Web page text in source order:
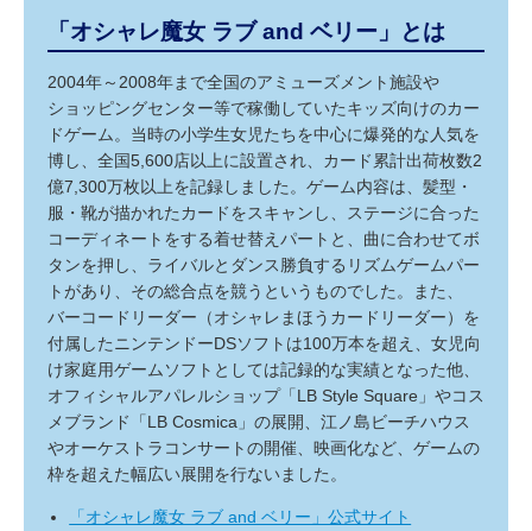
「オシャレ魔女 ラブ and ベリー」とは
2004年～2008年まで全国のアミューズメント施設や
ショッピングセンター等で稼働していたキッズ向けのカー
ドゲーム。当時の小学生女児たちを中心に爆発的な人気を
博し、全国5,600店以上に設置され、カード累計出荷枚数2
億7,300万枚以上を記録しました。ゲーム内容は、髪型・
服・靴が描かれたカードをスキャンし、ステージに合った
コーディネートをする着せ替えパートと、曲に合わせてボ
タンを押し、ライバルとダンス勝負するリズムゲームパー
トがあり、その総合点を競うというものでした。また、
バーコードリーダー（オシャレまほうカードリーダー）を
付属したニンテンドーDSソフトは100万本を超え、女児向
け家庭用ゲームソフトとしては記録的な実績となった他、
オフィシャルアパレルショップ「LB Style Square」やコス
メブランド「LB Cosmica」の展開、江ノ島ビーチハウス
やオーケストラコンサートの開催、映画化など、ゲームの
枠を超えた幅広い展開を行ないました。
「オシャレ魔女 ラブ and ベリー」公式サイト